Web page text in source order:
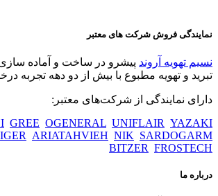
نمایندگی فروش شرکت های معتبر
نسیم تهویه آروند پیشرو در ساخت و آماده
تبرید و تهویه مطبوع با بیش از دو دهه تجربه
دارای نمایندگی از شرکت‌های معتبر:
GREE OGENERAL UNIFLAIR YAZAKI
ARIATAHVIEH NIK SARDOGARM
BITZER FROSTECH
درباره ما